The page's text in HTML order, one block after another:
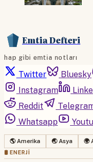
Emtia Defteri
hap gibi emtia notları
Twitter Bluesky
Instagram
Reddit
Whatsapp
🌎 Amerika 🌏 Asya 🌍
🛢 ENERJI